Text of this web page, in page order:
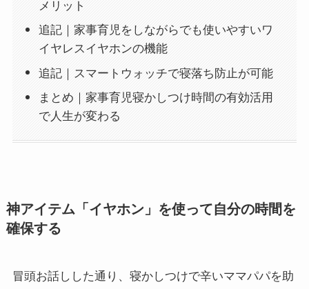
メリット
追記｜家事育児をしながらでも使いやすいワ
イヤレスイヤホンの機能
追記｜スマートウォッチで寝落ち防止が可能
まとめ｜家事育児寝かしつけ時間の有効活用
で人生が変わる
神アイテム「イヤホン」を使って自分の時間を
確保する
冒頭お話しした通り、寝かしつけで辛いママパパを助